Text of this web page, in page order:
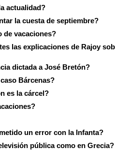
actualidad?
la cuesta de septiembre?
de vacaciones?
las explicaciones de Rajoy
dictada a José Bretón?
Bárcenas?
es la cárcel?
un error con la Infanta?
pública como en Grecia?